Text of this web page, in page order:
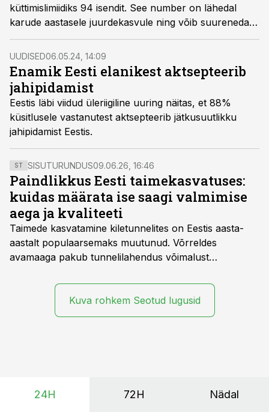
küttimislimiidiks 94 isendit. See number on lähedal
karude aastasele juurdekasvule ning võib suureneda
nuhtlusisendite arvelt kuni kaheksa võrra.
UUDISED06.05.24, 14:09
Enamik Eesti elanikest aktsepteerib
jahipidamist
Eestis läbi viidud üleriigiline uuring näitas, et 88%
küsitlusele vastanutest aktsepteerib jätkusuutlikku
jahipidamist Eestis.
ST SISUTURUNDUS09.06.26, 16:46
Paindlikkus Eesti taimekasvatuses:
kuidas määrata ise saagi valmimise
aega ja kvaliteeti
Taimede kasvatamine kiletunnelites on Eestis aasta-
aastalt populaarsemaks muutunud. Võrreldes
avamaaga pakub tunnelilahendus võimalust
varasemaks tuua või hoopis hilisemaks lükata. Hästi
planeerides on tänu sellele võimalik saada ka saagi
eest turul kõrgemat hinda.
Kuva rohkem Seotud lugusid
24H 72H Nädal